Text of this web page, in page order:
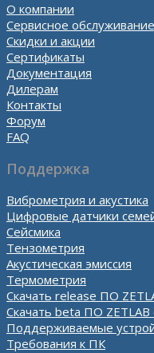
О компании
Сервисное обслуживание
Скидки и акции
Сертификаты
Документация
Дилерам
Контакты
Форум
FAQ
Поддержка
Виброметрия и акустика
Цифровые датчики
Сейсмика
Тензометрия
Акустическая эмиссия
Термометрия
Скачать release ПО
Скачать beta ПО ZETLAB
Поддерживаемые
Требования к ПК